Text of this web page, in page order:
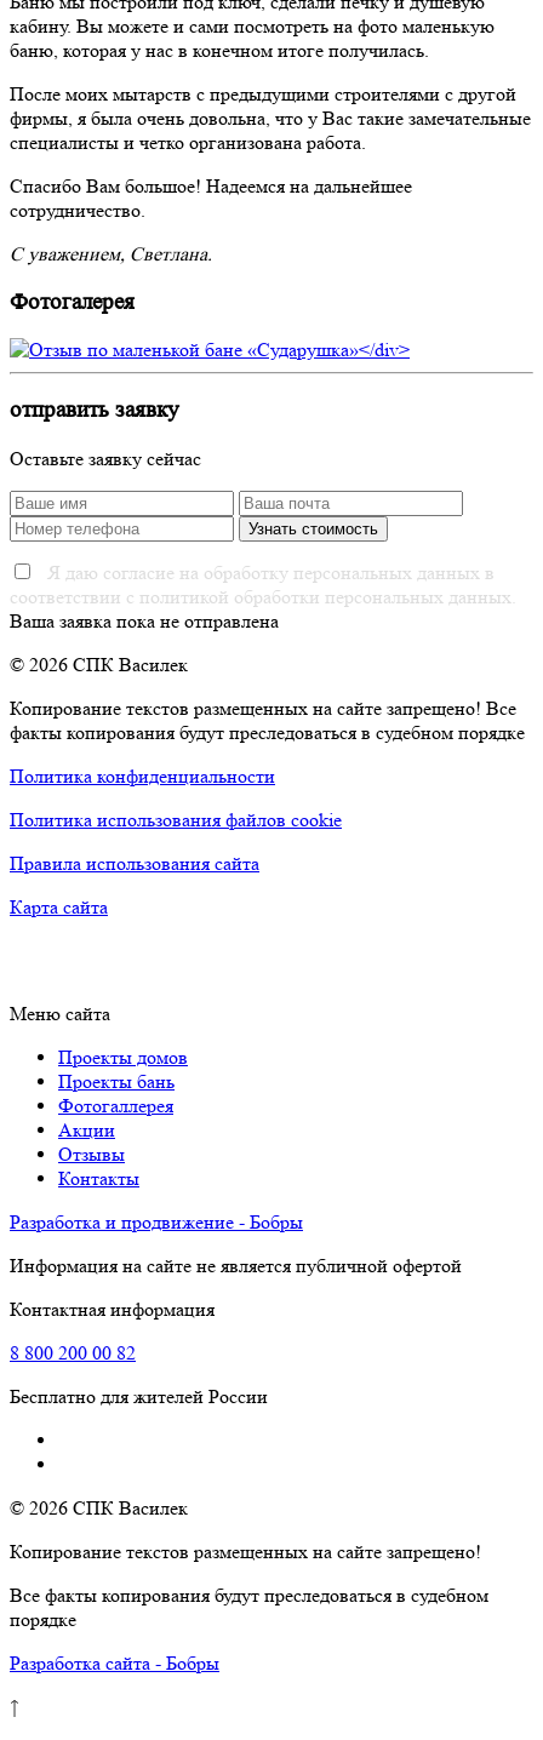
кабину. Вы можете и сами посмотреть на фото маленькую
баню, которая у нас в конечном итоге получилась.
После моих мытарств с предыдущими строителями с другой
фирмы, я была очень довольна, что у Вас такие замечательные
специалисты и четко организована работа.
Спасибо Вам большое! Надеемся на дальнейшее
сотрудничество.
С уважением, Светлана.
Фотогалерея
отправить заявку
Оставьте заявку сейчас
Я даю согласие на обработку персональных данных в
соответствии с политикой обработки персональных данных.
Ваша заявка пока не отправлена
© 2026 СПК Василек
Копирование текстов размещенных на сайте запрещено! Все
факты копирования будут преследоваться в судебном порядке
Политика конфиденциальности
Политика использования файлов cookie
Правила использования сайта
Карта сайта
Меню сайта
Проекты домов
Проекты бань
Фотогаллерея
Акции
Отзывы
Контакты
Разработка и продвижение - Бобры
Информация на сайте не является публичной офертой
Контактная информация
8 800 200 00 82
Бесплатно для жителей России
© 2026 СПК Василек
Копирование текстов размещенных на сайте запрещено!
Все факты копирования будут преследоваться в судебном
порядке
Разработка сайта - Бобры
↑